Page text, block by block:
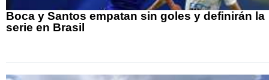
Boca y Santos empatan sin goles y definirán la
serie en Brasil